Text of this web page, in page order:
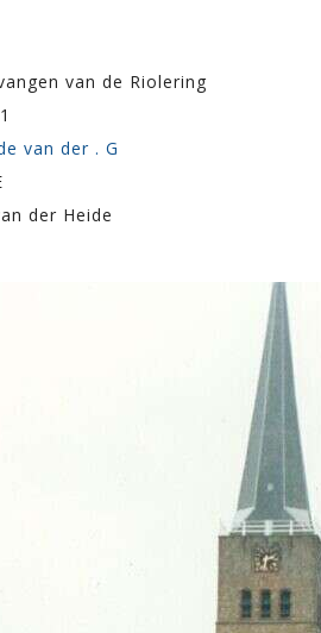
van de Riolering
van der . G
der Heide